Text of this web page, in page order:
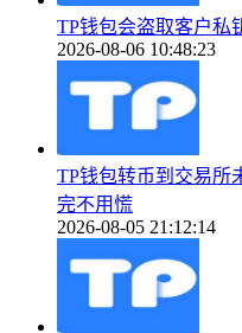
TP钱包会盗取客户私
2026-08-06 10:48:23
TP钱包转币到交易所
完不用慌
2026-08-05 21:12:14